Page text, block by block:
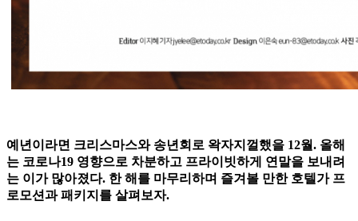
예년이라면 크리스마스와 송년회로 왁자지껄했을 12월. 올해
는 코로나19 영향으로 차분하고 프라이빗하게 연말을 보내려
는 이가 많아졌다. 한 해를 마무리하며 즐겨볼 만한 호텔가 프
로모션과 패키지를 살펴보자.